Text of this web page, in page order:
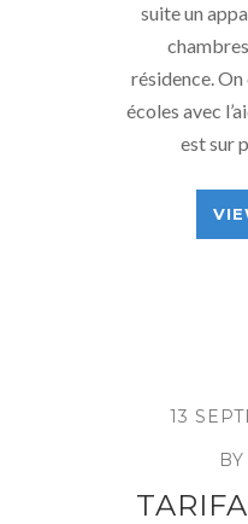
suite un
résidence.
écoles avec
est sur
13
BY